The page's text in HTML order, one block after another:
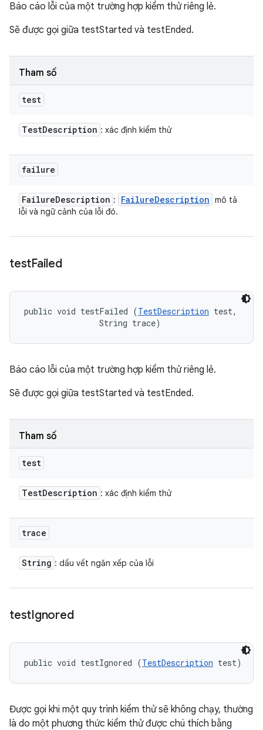
Báo cáo lỗi của một trường hợp kiểm thử riêng lẻ.
Sẽ được gọi giữa testStarted và testEnded.
Tham số
test
TestDescription : xác định kiểm thử
failure
FailureDescription : FailureDescription mô tả
lỗi và ngữ cảnh của lỗi đó.
testFailed
public void testFailed (TestDescription test,
                String trace)
Báo cáo lỗi của một trường hợp kiểm thử riêng lẻ.
Sẽ được gọi giữa testStarted và testEnded.
Tham số
test
TestDescription : xác định kiểm thử
trace
String : dấu vết ngăn xếp của lỗi
testIgnored
public void testIgnored (TestDescription test)
Được gọi khi một quy trình kiểm thử sẽ không chạy, thường
là do một phương thức kiểm thử được chú thích bằng